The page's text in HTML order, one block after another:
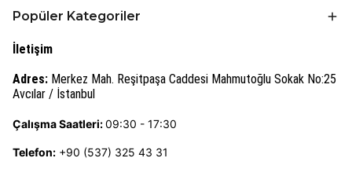
Popüler Kategoriler
İletişim
Adres: Merkez Mah. Reşitpaşa Caddesi Mahmutoğlu Sokak No:25
Avcılar / İstanbul
Çalışma Saatleri:09:30 - 17:30
Telefon: +90 (537) 325 43 31